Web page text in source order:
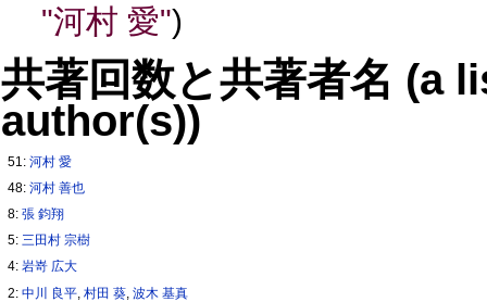
"河村 愛")
共著回数と共著者名 (a
author(s))
51:河村 愛
48:河村 善也
8:張 鈞翔
5:三田村 宗樹
4:岩嵜 広大
2:中川 良平 ,村田 葵 ,波木 基真